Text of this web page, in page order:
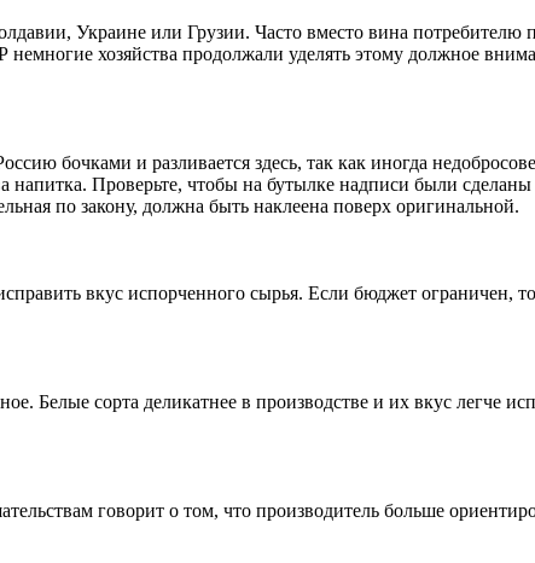
Украине или Грузии. Часто вместо вина
хозяйства продолжали уделять этому должное
бочками и разливается здесь, так как иногда
Проверьте, чтобы на бутылке надписи были
по закону, должна быть наклеена поверх оригинальной.
вкус испорченного сырья. Если бюджет ограничен,
Белые сорта деликатнее в производстве и их вкус легче
говорит о том, что производитель больше